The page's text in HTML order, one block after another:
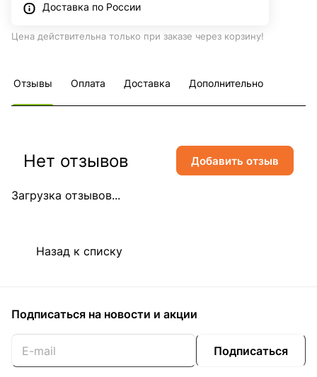
Доставка по России
Цена действительна только при заказе через корзину!
Отзывы Оплата Доставка Дополнительно
Загрузка отзывов...
Нет отзывов Добавить отзыв
Назад к списку
Подписаться на новости и акции
Подписаться